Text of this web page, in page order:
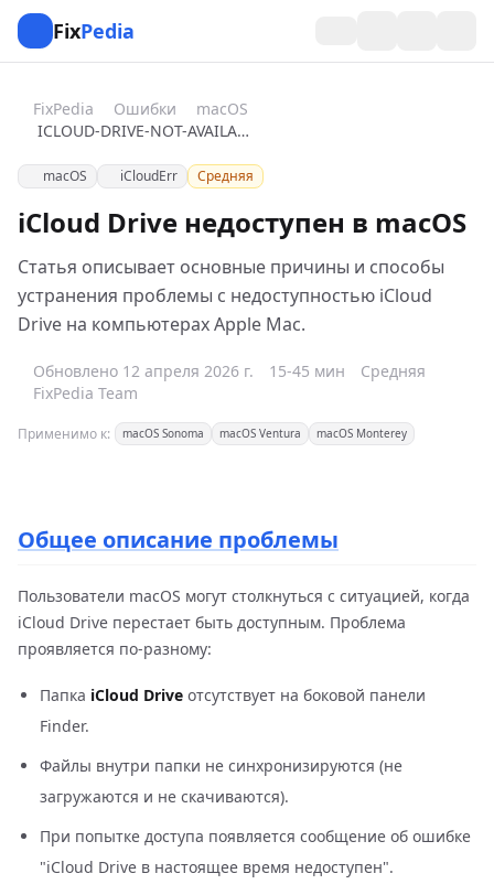
FixPedia
FixPedia Ошибки
macOS
ICLOUD-DRIVE-NOT-AVAILABLE
macOS iCloudErr Средняя
iCloud Drive недоступен в macOS
Статья описывает основные причины и способы
устранения проблемы с недоступностью iCloud
Drive на компьютерах Apple Mac.
Обновлено 12 апреля 2026 г. 15-45 мин
Средняя
FixPedia Team
Применимо к: macOS Sonoma macOS Ventura macOS Monterey
Общее описание проблемы
Пользователи macOS могут столкнуться с ситуацией, когда
iCloud Drive перестает быть доступным. Проблема
проявляется по-разному:
Папка iCloud Drive отсутствует на боковой панели
Finder.
Файлы внутри папки не синхронизируются (не
загружаются и не скачиваются).
При попытке доступа появляется сообщение об ошибке
"iCloud Drive в настоящее время недоступен".